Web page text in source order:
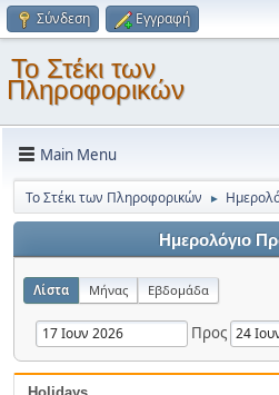
Σύνδεση Εγγραφή
Το Στέκι των
Πληροφορικών
Main Menu
Το Στέκι των Πληροφορικών ►
Ημερολόγιο
Λίστα Μήνας Εβδομάδα
Προς